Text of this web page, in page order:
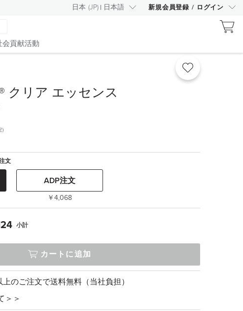
日本 (JP) 日本語 新規会員登録 / ログイン
会貢献活動
クリア エッセンス
)
文
ADP注文
￥4,068
小計
カートに追加
のご注文で送料無料（当社負担）
＞＞